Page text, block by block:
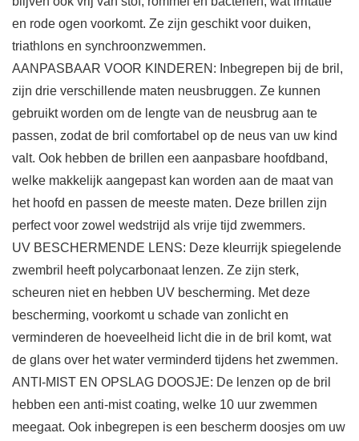
en rode ogen voorkomt. Ze zijn geschikt voor duiken,
triathlons en synchroonzwemmen.
AANPASBAAR VOOR KINDEREN: Inbegrepen bij de bril,
zijn drie verschillende maten neusbruggen. Ze kunnen
gebruikt worden om de lengte van de neusbrug aan te
passen, zodat de bril comfortabel op de neus van uw kind
valt. Ook hebben de brillen een aanpasbare hoofdband,
welke makkelijk aangepast kan worden aan de maat van
het hoofd en passen de meeste maten. Deze brillen zijn
perfect voor zowel wedstrijd als vrije tijd zwemmers.
UV BESCHERMENDE LENS: Deze kleurrijk spiegelende
zwembril heeft polycarbonaat lenzen. Ze zijn sterk,
scheuren niet en hebben UV bescherming. Met deze
bescherming, voorkomt u schade van zonlicht en
verminderen de hoeveelheid licht die in de bril komt, wat
de glans over het water verminderd tijdens het zwemmen.
ANTI-MIST EN OPSLAG DOOSJE: De lenzen op de bril
hebben een anti-mist coating, welke 10 uur zwemmen
meegaat. Ook inbegrepen is een bescherm doosjes om uw